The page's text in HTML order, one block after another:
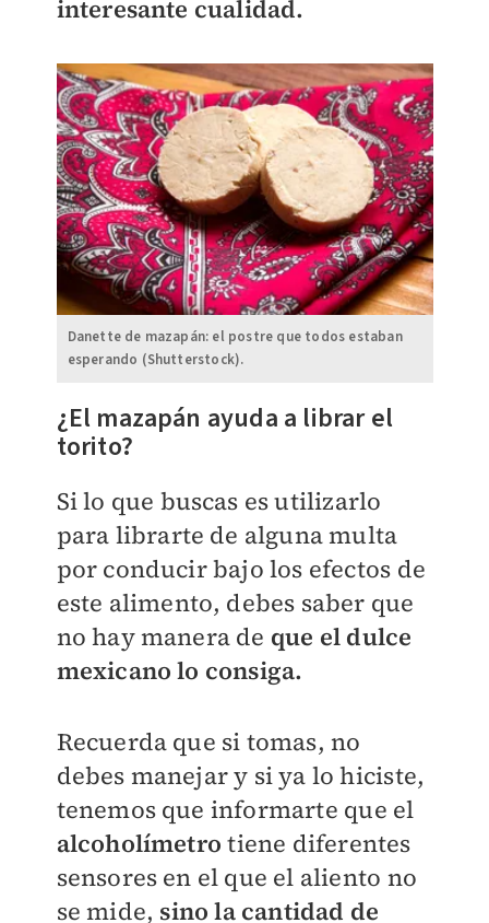
interesante cualidad.
Danette de mazapán: el postre que todos estaban
esperando (Shutterstock).
¿El mazapán ayuda a librar el
torito?
Si lo que buscas es utilizarlo
para librarte de alguna multa
por conducir bajo los efectos de
este alimento, debes saber que
no hay manera de que el dulce
mexicano lo consiga.
Recuerda que si tomas, no
debes manejar y si ya lo hiciste,
tenemos que informarte que el
alcoholímetro tiene diferentes
sensores en el que el aliento no
se mide, sino la cantidad de